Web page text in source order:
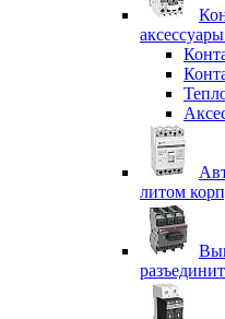
литом